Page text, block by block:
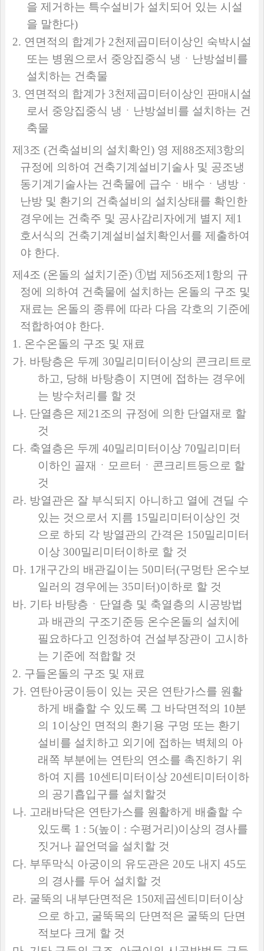
을 제거하는 특수설비가 설치되어 있는 시설
을 말한다)
2. 연면적의 합계가 2천제곱미터이상인 숙박시설
또는 병원으로서 중앙집중식 냉ㆍ난방설비를
설치하는 건축물
3. 연면적의 합계가 3천제곱미터이상인 판매시설
로서 중앙집중식 냉ㆍ난방설비를 설치하는 건
축물
제 3조 (건축설비의 설치확인) 영 제 88조제 3항의
규정에 의하여 건축기계설비기술사 및 공조냉
동기계기술사는 건축물에 급수ㆍ배수ㆍ냉방ㆍ
난방 및 환기의 건축설비의 설치상태를 확인한
경우에는 건축주 및 공사감리자에게 별지 제 1
호서식의 건축기계설비설치확인서를 제출하여
야 한다.
제4조 (온돌의 설치기준) ①법 제56조제1 항의 규
정에 의하여 건축물에 설치하는 온돌의 구조 및
재료는 온돌의 종류에 따라 다음 각호의 기준에
적합하여야 한다.
1. 온수온돌의 구조 및 재료
가. 바탕층은 두께 30밀리미터이상의 콘크리트로
하고, 당해 바탕층이 지면에 접하는 경우에
는 방수처리를 할 것
나. 단열층은 제21 조의 규정에 의한 단열재로 할
것
다. 축열층은 두께 40밀리미터이상 70밀리미터
이하인 골재ㆍ모르터ㆍ콘크리트등으로 할
것
라. 방열관은 잘 부식되지 아니하고 열에 견딜 수
있는 것으로서 지름 15밀리미터이상인 것
으로 하되 각 방열관의 간격은 150밀리미터
이상 300밀리미터이하로 할 것
마. 1 개구간의 배관길이는 50미터(구멍탄 온수보
일러의 경우에는 35미터)이하로 할 것
바. 기타 바탕층ㆍ단열층 및 축열층의 시공방법
과 배관의 구조기준등 온수온돌의 설치에
필요하다고 인정하여 건설부장관이 고시하
는 기준에 적합할 것
2. 구들온돌의 구조 및 재료
가. 연탄아궁이등이 있는 곳은 연탄가스를 원활
하게 배출할 수 있도록 그 바닥면적의 10분
의 1 이상인 면적의 환기용 구멍 또는 환기
설비를 설치하고 외기에 접하는 벽체의 아
래쪽 부분에는 연탄의 연소를 촉진하기 위
하여 지름 10센티미터이상 20센티미터이하
의 공기흡입구를 설치할것
나. 고래바닥은 연탄가스를 원활하게 배출할 수
있도록 1 : 5(높이 : 수평거리)이상의 경사를
짓거나 끝언덕을 설치할 것
다. 부뚜막식 아궁이의 유도관은 20도 내지 45도
의 경사를 두어 설치할 것
라. 굴뚝의 내부단면적은 150제곱센티미터이상
으로 하고, 굴뚝목의 단면적은 굴뚝의 단면
적보다 크게 할 것